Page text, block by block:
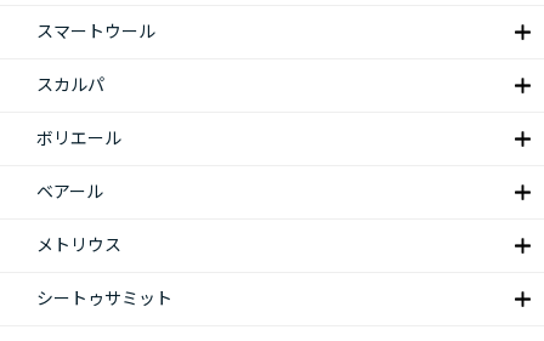
スマートウール
スカルパ
ボリエール
ベアール
メトリウス
シートゥサミット